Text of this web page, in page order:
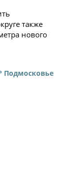
также
нового
Подмосковье